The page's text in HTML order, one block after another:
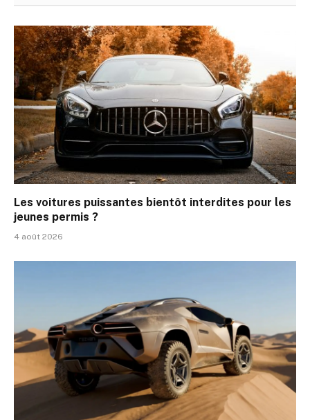
Les voitures puissantes bientôt interdites pour les
jeunes permis ?
4 août 2026